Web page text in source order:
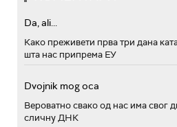
Da, ali...
Како преживети прва три дана
шта нас припрема ЕУ
Dvojnik mog oca
Вероватно свако од нас има свог
сличну ДНК